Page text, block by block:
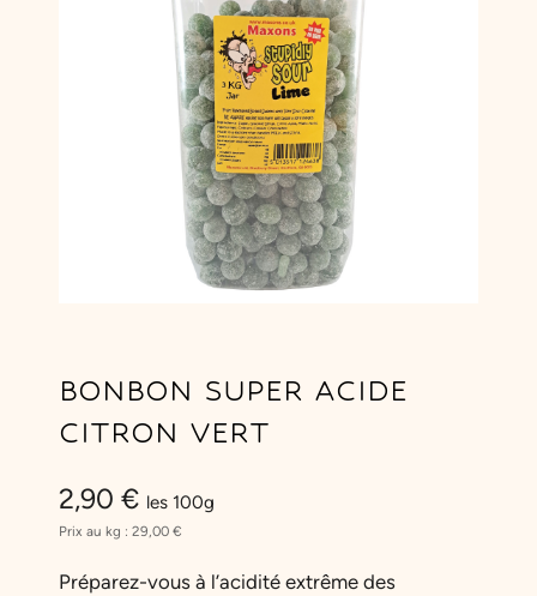
BONBON SUPER ACIDE
CITRON VERT
2,90 € les 100g
Prix au kg : 29,00 €
Préparez-vous à l’acidité extrême des